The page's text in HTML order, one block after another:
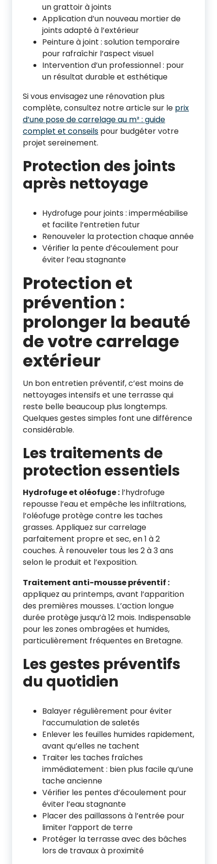
un grattoir à joints
Application d’un nouveau mortier de
joints adapté à l’extérieur
Peinture à joint : solution temporaire
pour rafraîchir l’aspect visuel
Intervention d’un professionnel : pour
un résultat durable et esthétique
Si vous envisagez une rénovation plus
complète, consultez notre article sur le prix
d’une pose de carrelage au m² : guide
complet et conseils pour budgéter votre
projet sereinement.
Protection des joints
après nettoyage
Hydrofuge pour joints : imperméabilise
et facilite l’entretien futur
Renouveler la protection chaque année
Vérifier la pente d’écoulement pour
éviter l’eau stagnante
Protection et
prévention :
prolonger la beauté
de votre carrelage
extérieur
Un bon entretien préventif, c’est moins de
nettoyages intensifs et une terrasse qui
reste belle beaucoup plus longtemps.
Quelques gestes simples font une différence
considérable.
Les traitements de
protection essentiels
Hydrofuge et oléofuge : l’hydrofuge
repousse l’eau et empêche les infiltrations,
l’oléofuge protège contre les taches
grasses. Appliquez sur carrelage
parfaitement propre et sec, en 1 à 2
couches. À renouveler tous les 2 à 3 ans
selon le produit et l’exposition.
Traitement anti-mousse préventif :
appliquez au printemps, avant l’apparition
des premières mousses. L’action longue
durée protège jusqu’à 12 mois. Indispensable
pour les zones ombragées et humides,
particulièrement fréquentes en Bretagne.
Les gestes préventifs
du quotidien
Balayer régulièrement pour éviter
l’accumulation de saletés
Enlever les feuilles humides rapidement,
avant qu’elles ne tachent
Traiter les taches fraîches
immédiatement : bien plus facile qu’une
tache ancienne
Vérifier les pentes d’écoulement pour
éviter l’eau stagnante
Placer des paillassons à l’entrée pour
limiter l’apport de terre
Protéger la terrasse avec des bâches
lors de travaux à proximité